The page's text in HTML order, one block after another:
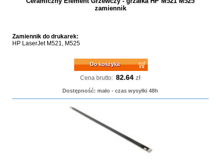
zamiennik
Zamiennik do drukarek:
HP LaserJet M521, M525
Do koszyka
Cena brutto: 82.64 zł
Dostępność: mało - czas wysyłki 48h